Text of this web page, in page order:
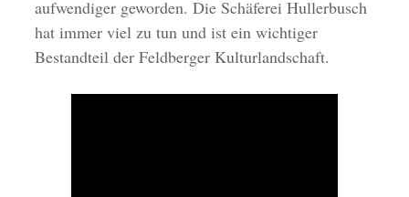
aufwendiger geworden. Die Schäferei Hullerbusch
hat immer viel zu tun und ist ein wichtiger
Bestandteil der Feldberger Kulturlandschaft.